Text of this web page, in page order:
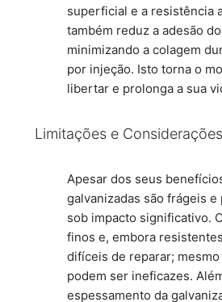
superficial e a resistência
também reduz a adesão
minimizando a colagem
por injeção. Isto torna o
libertar e prolonga a sua
Limitações e Considerações
Apesar dos seus
galvanizadas são frágeis
sob impacto significativo.
finos e, embora
difíceis de reparar;
podem ser ineficazes.
espessamento da